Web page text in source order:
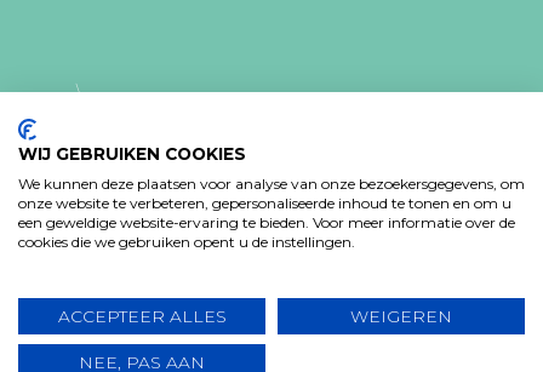
PRIVACY VERKLARING
www.koba.be
WIJ GEBRUIKEN COOKIES
We kunnen deze plaatsen voor analyse van onze bezoekersgegevens, om
onze website te verbeteren, gepersonaliseerde inhoud te tonen en om u
een geweldige website-ervaring te bieden. Voor meer informatie over de
cookies die we gebruiken opent u de instellingen.
ACCEPTEER ALLES WEIGEREN
NEE, PAS AAN